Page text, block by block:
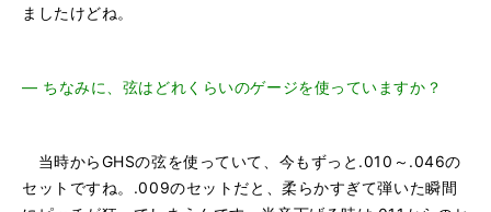
ましたけどね。
― ちなみに、弦はどれくらいのゲージを使っていますか？
当時からGHSの弦を使っていて、今もずっと.010～.046の
セットですね。.009のセットだと、柔らかすぎて弾いた瞬間